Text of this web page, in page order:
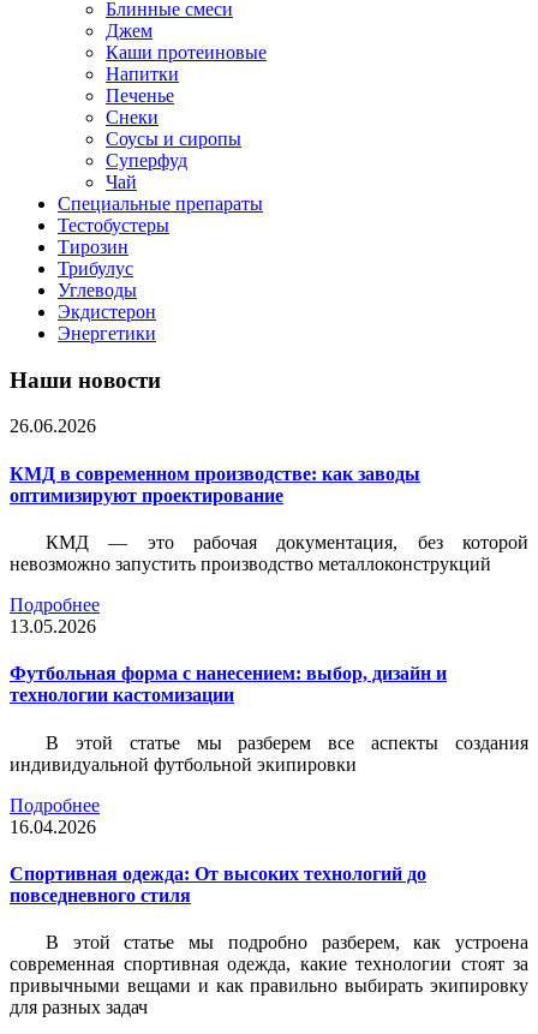
Блинные смеси
Джем
Каши протеиновые
Напитки
Печенье
Снеки
Соусы и сиропы
Суперфуд
Чай
Специальные препараты
Тестобустеры
Тирозин
Трибулус
Углеводы
Экдистерон
Энергетики
Наши новости
26.06.2026
КМД в современном производстве: как заводы
оптимизируют проектирование
КМД — это рабочая документация, без которой
невозможно запустить производство металлоконструкций
Подробнее
13.05.2026
Футбольная форма с нанесением: выбор, дизайн и
технологии кастомизации
В этой статье мы разберем все аспекты создания
индивидуальной футбольной экипировки
Подробнее
16.04.2026
Спортивная одежда: От высоких технологий до
повседневного стиля
В этой статье мы подробно разберем, как устроена
современная спортивная одежда, какие технологии стоят за
привычными вещами и как правильно выбирать экипировку
для разных задач